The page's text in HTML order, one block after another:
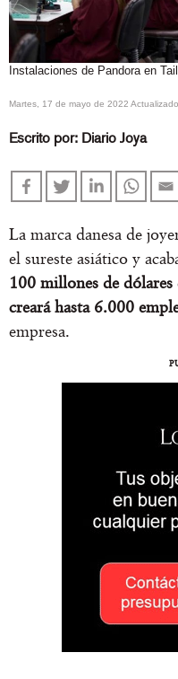
Instalaciones de Pandora en
martes, 17 de mayo de 2022
Escrito por: Diario Joya
La marca danesa de
el sureste asiático y
100 millones de dólares
creará hasta 6.000
empresa.